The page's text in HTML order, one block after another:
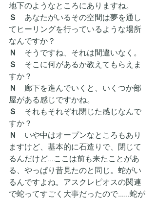
地下のようなところにありますね。
Ｓ あなたがいるその空間は夢を通し
てヒーリングを行っているような場所
なんですか？
Ｎ
そうですね、それは間違いなく。
Ｓ そこに何があるか教えてもらえま
すか？
Ｎ
廊下を進んでいくと、いくつか部
屋がある感じですかね。
Ｓ それもそれぞれ閉じた感じなんで
すか？
Ｎ
いや中はオープンなところもあり
ますけど、基本的に石造りで、閉じて
るんだけど…ここは前も来たことがあ
る、やっぱり昔見たのと同じ。蛇がい
るんですよね。アスクレピオスの関連
で蛇ってすごく大事だったので……蛇が